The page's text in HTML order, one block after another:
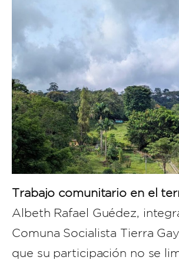
Trabajo comunitario en el
Albeth Rafael Guédez,
Comuna Socialista Tierra
que su participación no se